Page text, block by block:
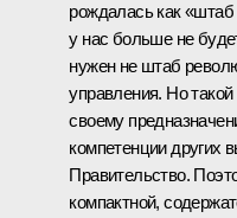
рождалась как
у нас больше не
нужен не штаб
управления. Но
своему
компетенции других
Правительство.
компактной,